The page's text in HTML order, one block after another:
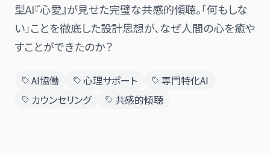
日本語 English
型AI『心愛』が見せた完璧な共感的傾聴。「何もしな
い」ことを徹底した設計思想が、なぜ人間の心を癒や
すことができたのか？
AI協働 心理サポート
専門特化AI
カウンセリング
共感的傾聴